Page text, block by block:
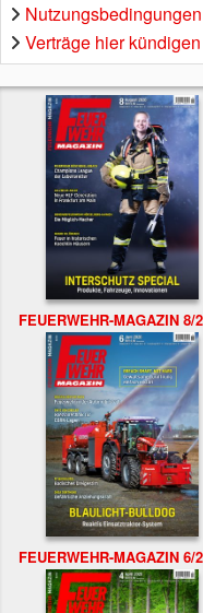
Nutzungsbedingungen
Verträge hier kündigen
FEUERWEHR-MAGAZIN 8/
FEUERWEHR-MAGAZIN 6/